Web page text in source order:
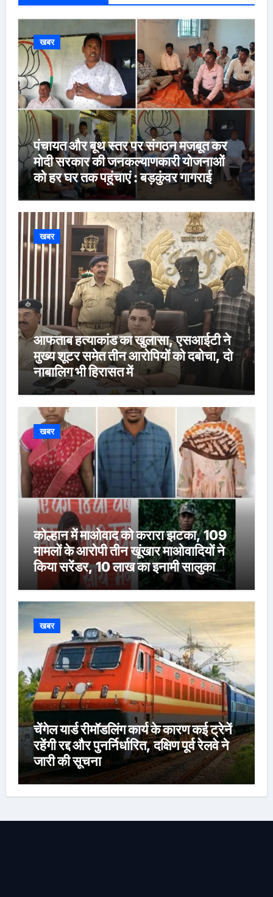
खबर
पंचायत और बूथ स्तर पर संगठन मजबूत कर
मोदी सरकार की जनकल्याणकारी योजनाओं
को हर घर तक पहुंचाएं : बड़कुंवर गागराई
खबर
आफताब हत्याकांड का खुलासा, एसआईटी ने
मुख्य शूटर समेत तीन आरोपियों को दबोचा, दो
नाबालिग भी हिरासत में
खबर
कोल्हान में माओवाद को करारा झटका, 109
मामलों के आरोपी तीन खूंखार माओवादियों ने
किया सरेंडर, 10 लाख का इनामी सालुका
कायम भी शामिल
खबर
चेंगेल यार्ड रीमॉडलिंग कार्य के कारण कई ट्रेनें
रहेंगी रद्द और पुनर्निर्धारित, दक्षिण पूर्व रेलवे ने
जारी की सूचना